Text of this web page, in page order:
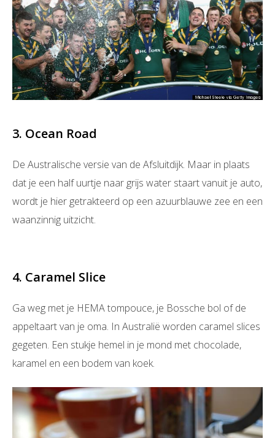
3. Ocean Road
De Australische versie van de Afsluitdijk. Maar in plaats
dat je een half uurtje naar grijs water staart vanuit je auto,
wordt je hier getrakteerd op een azuurblauwe zee en een
waanzinnig uitzicht.
4. Caramel Slice
Ga weg met je HEMA tompouce, je Bossche bol of de
appeltaart van je oma. In Australië worden caramel slices
gegeten. Een stukje hemel in je mond met chocolade,
karamel en een bodem van koek.